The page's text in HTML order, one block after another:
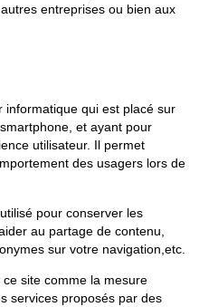
entreprises ou bien aux
informatique qui est placé sur
et ayant pour
utilisateur. Il permet
des usagers lors de
pour conserver les
au partage de contenu,
sur votre navigation,etc.
site comme la mesure
services proposés par des